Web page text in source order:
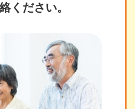
ください。